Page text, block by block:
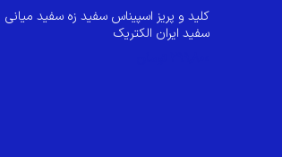
کلید و پریز اسپیناس سفید زه سفید میانی
سفید ایران الکتریک